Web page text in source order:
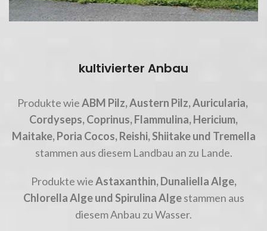
kultivierter Anbau
Produkte wieABM Pilz, Austern Pilz, Auricularia,
Cordyseps, Coprinus, Flammulina, Hericium,
Maitake,Poria Cocos, Reishi, Shiitake und Tremella
stammen aus diesem Landbau an zu Lande.
Produkte wieAstaxanthin, Dunaliella Alge,
Chlorella Alge und Spirulina Algestammen aus
diesem Anbau zu Wasser.